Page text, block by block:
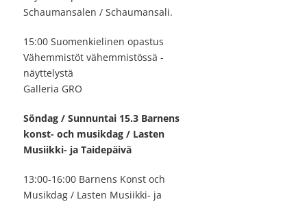
Schaumansalen / Schaumansali.
15:00 Suomenkielinen opastus
Vähemmistöt vähemmistössä -
näyttelystä
Galleria GRO
Söndag / Sunnuntai 15.3 Barnens
konst- och musikdag / Lasten
Musiikki- ja Taidepäivä
13:00-16:00 Barnens Konst och
Musikdag / Lasten Musiikki- ja